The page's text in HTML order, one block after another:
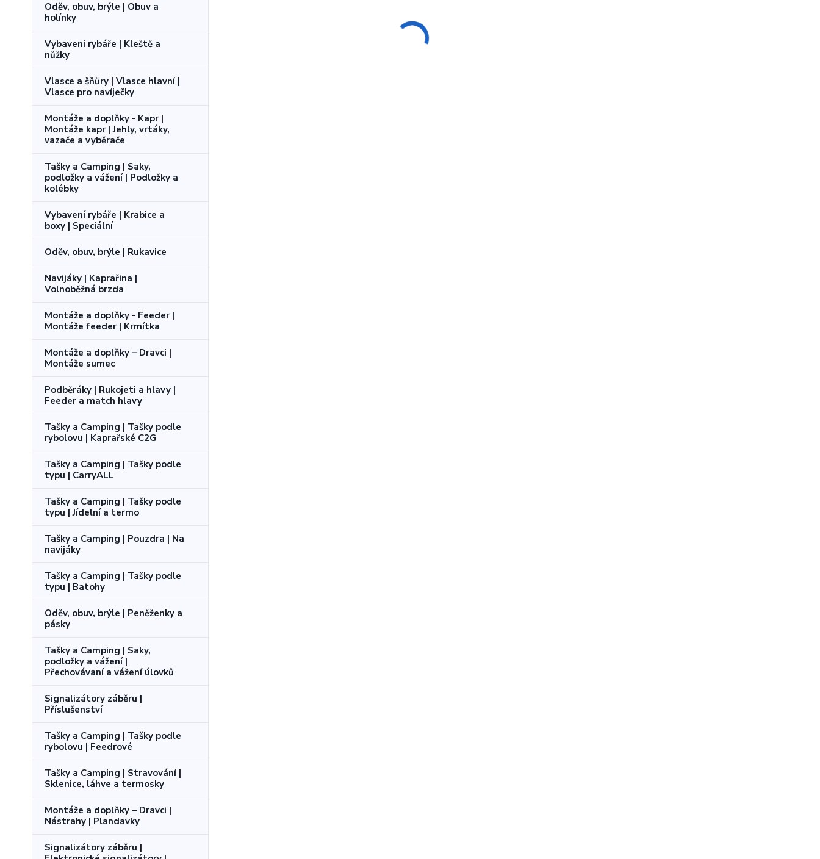
Oděv, obuv, brýle | Obuv a
holínky
Vybavení rybáře | Kleště a
nůžky
Vlasce a šňůry | Vlasce hlavní |
Vlasce pro navíječky
Montáže a doplňky - Kapr |
Montáže kapr | Jehly, vrtáky,
vazače a vyběrače
Tašky a Camping | Saky,
podložky a vážení | Podložky a
kolébky
Vybavení rybáře | Krabice a
boxy | Speciální
Oděv, obuv, brýle | Rukavice
Navijáky | Kaprařina |
Volnoběžná brzda
Montáže a doplňky - Feeder |
Montáže feeder | Krmítka
Montáže a doplňky – Dravci |
Montáže sumec
Podběráky | Rukojeti a hlavy |
Feeder a match hlavy
Tašky a Camping | Tašky podle
rybolovu | Kaprařské C2G
Tašky a Camping | Tašky podle
typu | CarryALL
Tašky a Camping | Tašky podle
typu | Jídelní a termo
Tašky a Camping | Pouzdra | Na
navijáky
Tašky a Camping | Tašky podle
typu | Batohy
Oděv, obuv, brýle | Peněženky a
pásky
Tašky a Camping | Saky,
podložky a vážení |
Přechovávaní a vážení úlovků
Signalizátory záběru |
Příslušenství
Tašky a Camping | Tašky podle
rybolovu | Feedrové
Tašky a Camping | Stravování |
Sklenice, láhve a termosky
Montáže a doplňky – Dravci |
Nástrahy | Plandavky
Signalizátory záběru |